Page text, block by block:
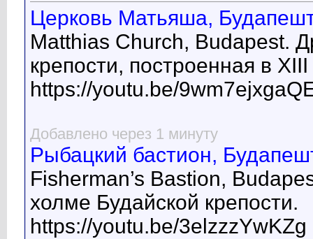
Церковь Матьяша,
Matthias Church, Budapest.
крепости, построенная в XIII
https://youtu.be/
Добавлено через 1 минуту
Рыбацкий бастион,
Fisherman’s Bastion,
холме Будайской крепости.
https://youtu.be/3elzzzYwKZg